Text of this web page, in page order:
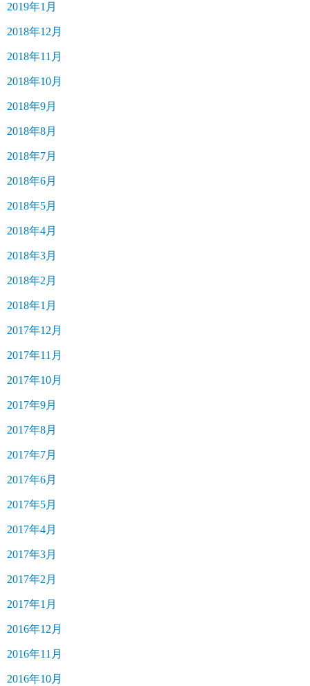
2019年1月
2018年12月
2018年11月
2018年10月
2018年9月
2018年8月
2018年7月
2018年6月
2018年5月
2018年4月
2018年3月
2018年2月
2018年1月
2017年12月
2017年11月
2017年10月
2017年9月
2017年8月
2017年7月
2017年6月
2017年5月
2017年4月
2017年3月
2017年2月
2017年1月
2016年12月
2016年11月
2016年10月